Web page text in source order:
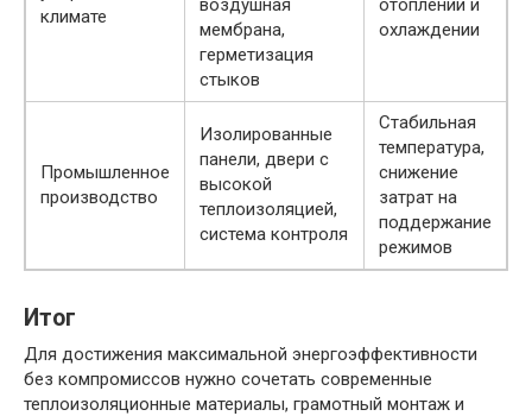
климате
воздушная
мембрана,
герметизация
стыков
отоплении и
охлаждении
Промышленное
производство
Изолированные
панели, двери с
высокой
теплоизоляцией,
система контроля
Стабильная
температура,
снижение
затрат на
поддержание
режимов
Итог
Для достижения максимальной энергоэффективности
без компромиссов нужно сочетать современные
теплоизоляционные материалы, грамотный монтаж и